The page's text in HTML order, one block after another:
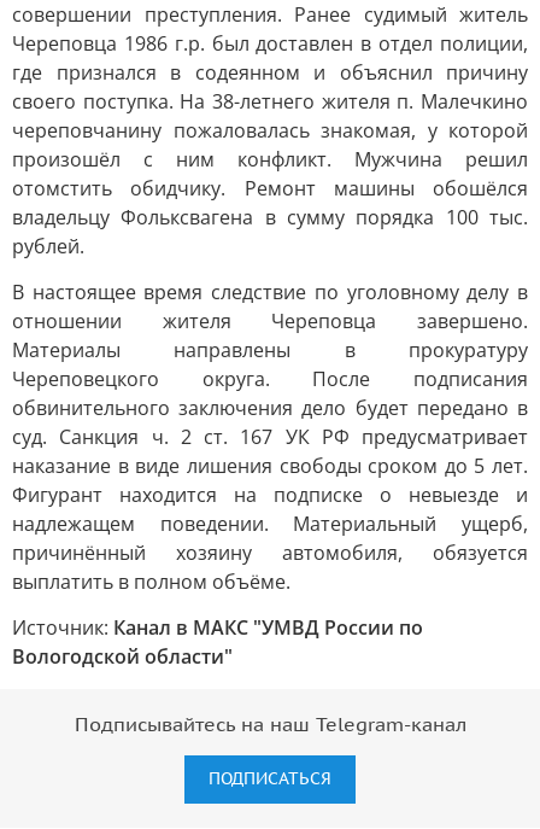
совершении преступления. Ранее судимый житель
Череповца 1986 г.р. был доставлен в отдел полиции,
где признался в содеянном и объяснил причину
своего поступка. На 38-летнего жителя п. Малечкино
череповчанину пожаловалась знакомая, у которой
произошёл с ним конфликт. Мужчина решил
отомстить обидчику. Ремонт машины обошёлся
владельцу Фольксвагена в сумму порядка 100 тыс.
рублей.
В настоящее время следствие по уголовному делу в
отношении жителя Череповца завершено.
Материалы направлены в прокуратуру
Череповецкого округа. После подписания
обвинительного заключения дело будет передано в
суд. Санкция ч. 2 ст. 167 УК РФ предусматривает
наказание в виде лишения свободы сроком до 5 лет.
Фигурант находится на подписке о невыезде и
надлежащем поведении. Материальный ущерб,
причинённый хозяину автомобиля, обязуется
выплатить в полном объёме.
Источник: Канал в МАКС "УМВД России по
Вологодской области"
Подписывайтесь на наш Telegram-канал
ПОДПИСАТЬСЯ